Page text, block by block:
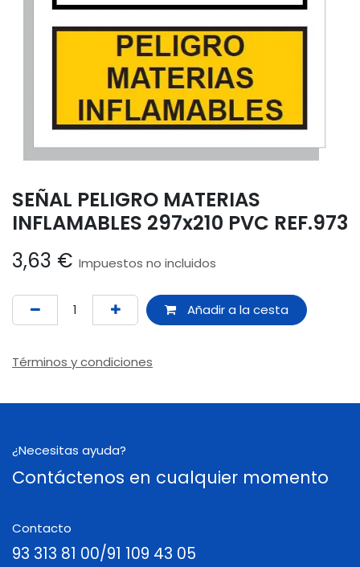
SEÑAL PELIGRO MATERIAS
INFLAMABLES 297x210 PVC REF.973
3,63 € Impuestos no incluidos
Añadir a la cesta
Términos y condiciones
¿Necesitas ayuda?
Contáctenos en cualquier momento
Contacto
93 313 81 00/91 109 43 05